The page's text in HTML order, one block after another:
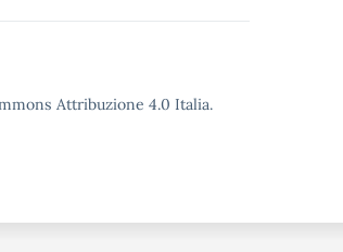
Attribuzione 4.0 Italia.